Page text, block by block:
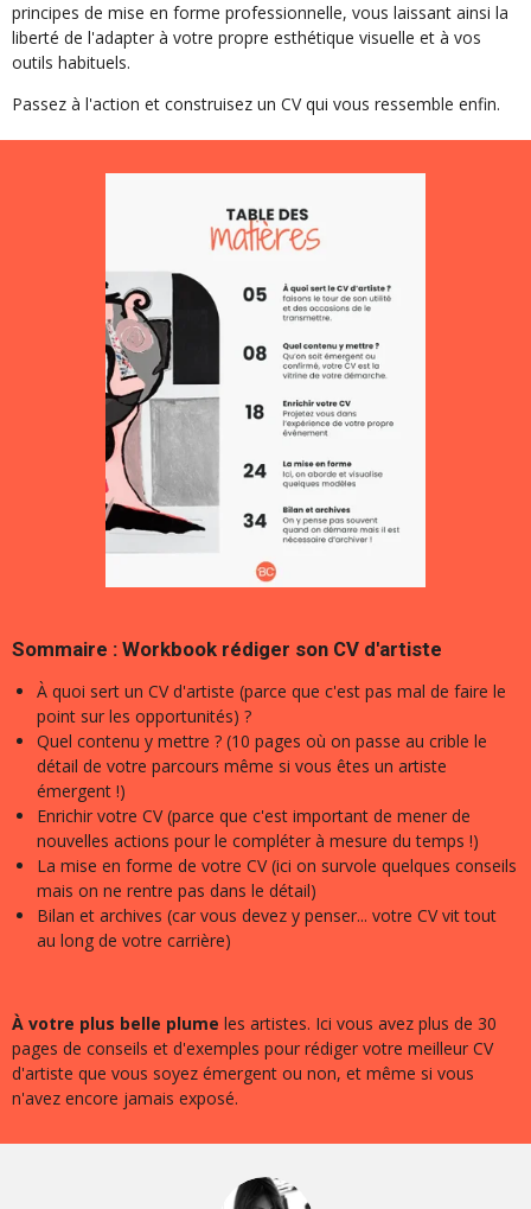
principes de mise en forme professionnelle, vous laissant ainsi la
liberté de l'adapter à votre propre esthétique visuelle et à vos
outils habituels.
Passez à l'action et construisez un CV qui vous ressemble enfin.
Sommaire : Workbook rédiger son CV d'artiste
À quoi sert un CV d'artiste (parce que c'est pas mal de faire le
point sur les opportunités) ?
Quel contenu y mettre ? (10 pages où on passe au crible le
détail de votre parcours même si vous êtes un artiste
émergent !)
Enrichir votre CV (parce que c'est important de mener de
nouvelles actions pour le compléter à mesure du temps !)
La mise en forme de votre CV (ici on survole quelques conseils
mais on ne rentre pas dans le détail)
Bilan et archives (car vous devez y penser... votre CV vit tout
au long de votre carrière)
À votre plus belle plume les artistes. Ici vous avez plus de 30
pages de conseils et d'exemples pour rédiger votre meilleur CV
d'artiste que vous soyez émergent ou non, et même si vous
n'avez encore jamais exposé.